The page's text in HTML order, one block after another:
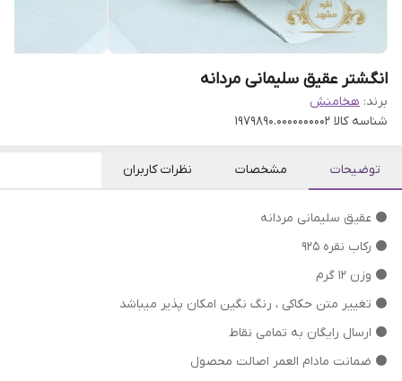
انگشتر عقیق سلیمانی مردانه
برند: هخامنش
شناسه کالا 1979890.0000000002
توضیحات مشخصات نظرات کاربران
⚫ عقیق سلیمانی مردانه
⚫ رکاب نقره 925
⚫ وزن 12 گرم
⁦⁩⚫ تغییر متن حکاکی ، رنگ نگین امکان پذیر میباشد
⚫ ارسال رایگان به تمامی نقاط
⚫ ضمانت مادام العمر اصالت محصول